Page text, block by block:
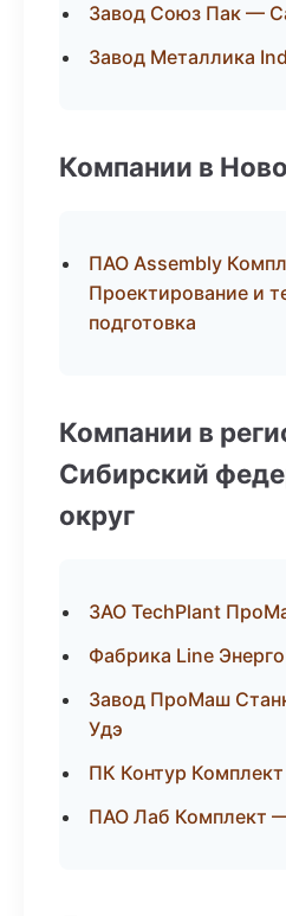
Завод Союз Пак —
Завод Металлика
Компании в
ПАО Assembly
Проектирование и
подготовка
Компании в
Сибирский
округ
ЗАО TechPlant
Фабрика Line
Завод ПроМаш
Удэ
ПК Контур
ПАО Лаб Комплект